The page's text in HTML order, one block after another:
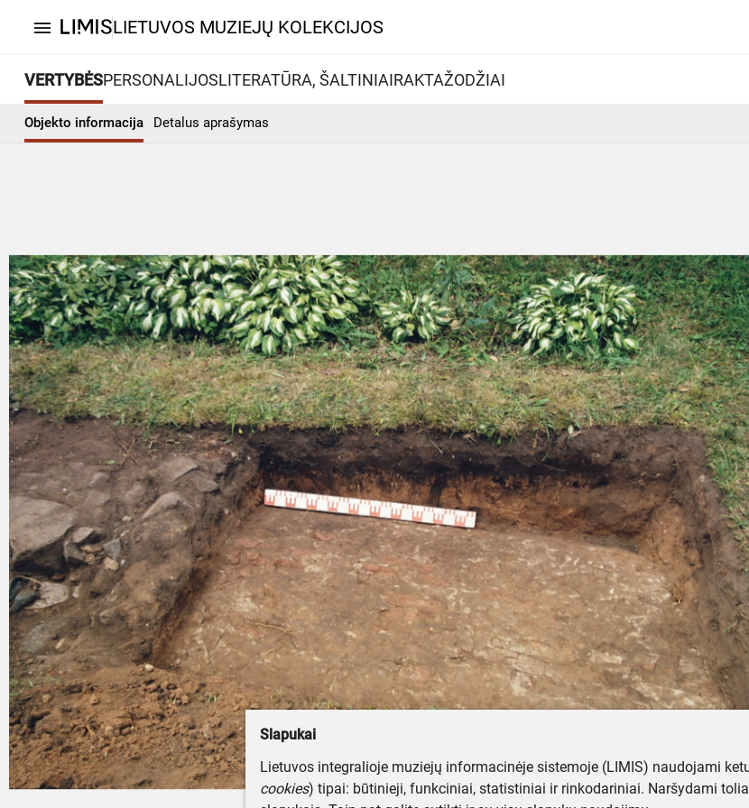
menu LIETUVOS MUZIEJŲ KOLEKCIJOS
VERTYBĖSPERSONALIJOSLITERATŪRA, ŠALTINIAIRAKTAŽODŽIAI
Objekto informacija Detalus aprašymas
Slapukai
Lietuvos integralioje muziejų informacinėje sistemoje (LIMIS) naudojami
cookies) tipai: būtinieji, funkciniai, statistiniai ir rinkodariniai. Naršydami